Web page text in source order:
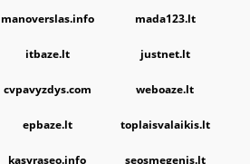
manoverslas.info mada123.lt
itbaze.lt justnet.lt
cvpavyzdys.com weboaze.lt
epbaze.lt toplaisvalaikis.lt
kasyraseo.info seosmegenis.lt